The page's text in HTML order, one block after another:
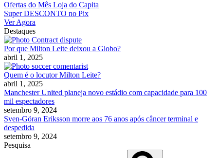
Ofertas do Mês Loja do Capita
Super DESCONTO no Pix
Ver Agora
Destaques
Por que Milton Leite deixou a Globo?
abril 1, 2025
Quem é o locutor Milton Leite?
abril 1, 2025
Manchester United planeja novo estádio com capacidade para 100
mil espectadores
setembro 9, 2024
Sven-Göran Eriksson morre aos 76 anos após câncer terminal e
despedida
setembro 9, 2024
Pesquisa